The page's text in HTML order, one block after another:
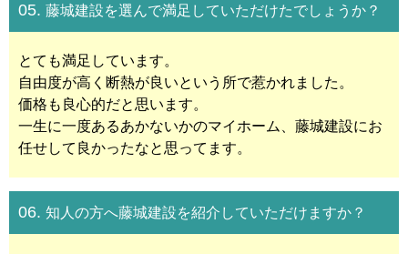
05. 藤城建設を選んで満足していただけたでしょうか？
とても満足しています。
自由度が高く断熱が良いという所で惹かれました。
価格も良心的だと思います。
一生に一度あるあかないかのマイホーム、藤城建設にお
任せして良かったなと思ってます。
06. 知人の方へ藤城建設を紹介していただけますか？